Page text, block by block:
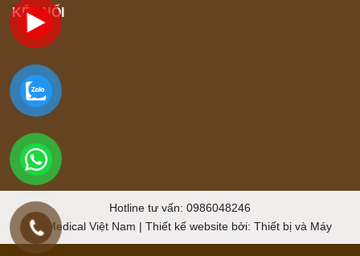
KẾT NỐI
Hotline tư vấn: 0986048246
TK Medical Việt Nam | Thiết kế website bởi: Thiết bị và Máy